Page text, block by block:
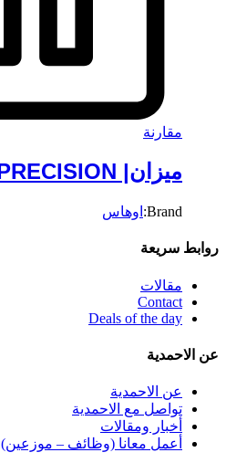
مقارنة
ميزان| PR SERIES PRECISION
Brand: اوهاس
روابط سريعة
مقالات
Contact
Deals of the day
عن الاحمدية
عن الاحمدية
تواصل مع الاحمدية
أخبار ومقالات
أعمل معانا (وظائف – موزعين)